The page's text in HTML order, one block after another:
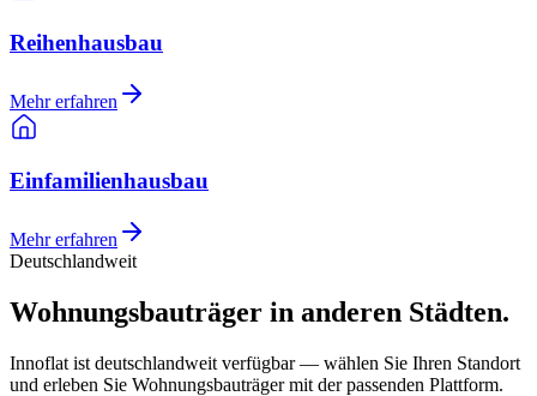
Reihenhausbau
Mehr erfahren
Einfamilienhausbau
Mehr erfahren
Deutschlandweit
Wohnungsbauträger in anderen Städten.
Innoflat ist deutschlandweit verfügbar — wählen Sie Ihren Standort
und erleben Sie Wohnungsbauträger mit der passenden Plattform.